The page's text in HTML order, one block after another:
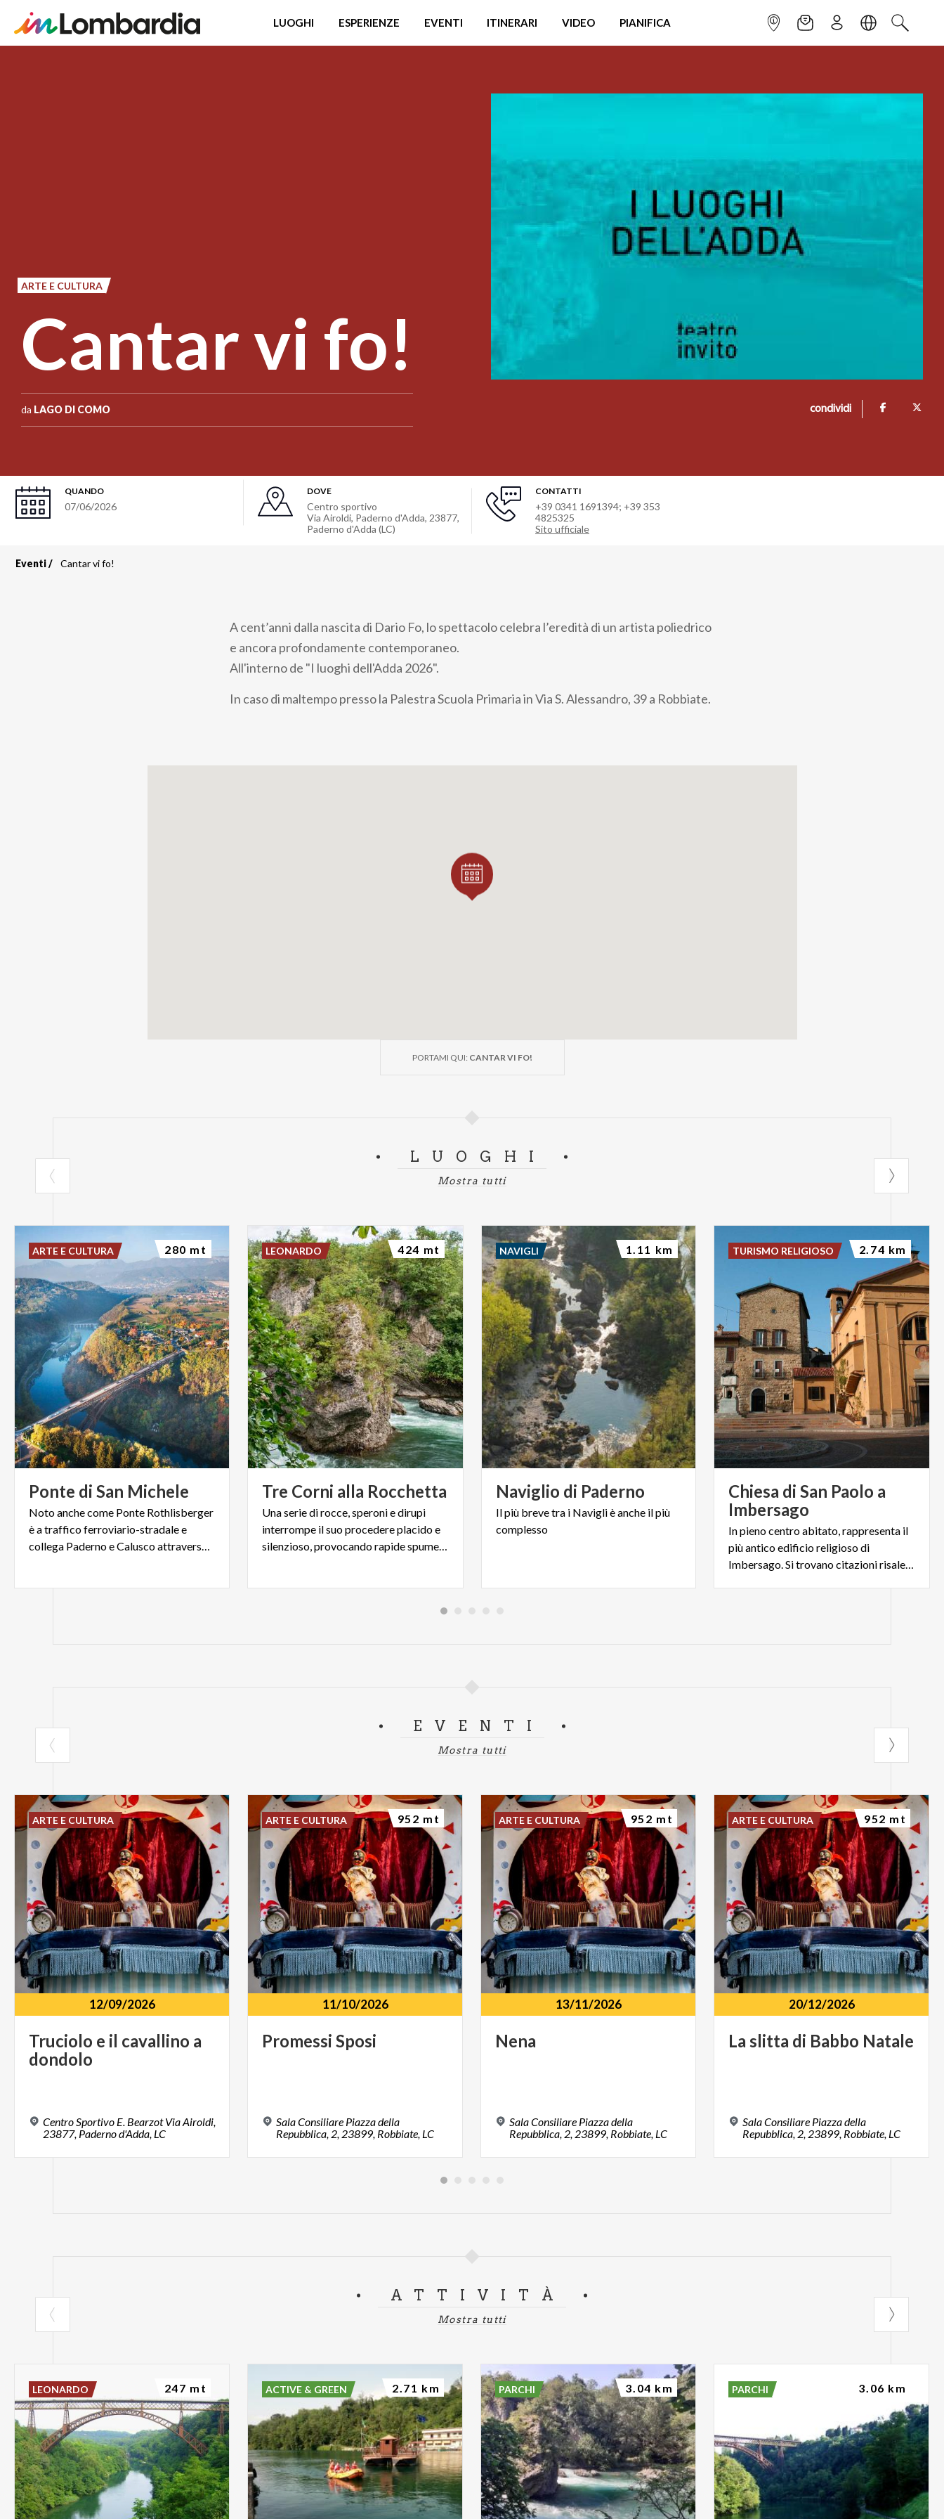
LUOGHI ESPERIENZE EVENTI ITINERARI VIDEO PIANIFICA INFOPOINTNEWSLETTER
ISCRIVITILINGUACERCA
ARTE E CULTURA
Cantar vi fo!
da LAGO DI COMO condividi
QUANDO
07/06/2026
DOVE
Centro sportivo
Via Airoldi, Paderno d'Adda, 23877,
Paderno d'Adda (LC)
CONTATTI
+39 0341 1691394; +39 353
4825325
Sito ufficiale
Eventi Cantar vi fo!
A cent’anni dalla nascita di Dario Fo, lo spettacolo celebra l’eredità di un artista poliedrico
e ancora profondamente contemporaneo.
All'interno de "I luoghi dell'Adda 2026".
In caso di maltempo presso la Palestra Scuola Primaria in Via S. Alessandro, 39 a Robbiate.
PORTAMI QUI: CANTAR VI FO!
LUOGHI
Mostra tutti
Ponte di San Michele
Noto anche come Ponte Rothlisberger
è a traffico ferroviario-stradale e
collega Paderno e Calusco attraversando il Fiume Adda
ARTE E CULTURA 280 mt
Tre Corni alla Rocchetta
Una serie di rocce, speroni e dirupi
interrompe il suo procedere placido e
silenzioso, provocando rapide spumeggianti
LEONARDO 424 mt
Naviglio di Paderno
Ilpiù brevetra i Naviglièanche ilpiù
complesso
NAVIGLI 1.11 km
Chiesa di San Paolo a
Imbersago
In pieno centro abitato, rappresenta il
più antico edificio religioso di
Imbersago. Si trovano citazioni risalenti al XIII secolo
TURISMO RELIGIOSO 2.74 km
EVENTI
Mostra tutti
12/09/2026
Truciolo e il cavallino a
dondolo
Centro Sportivo E. Bearzot Via Airoldi,
23877, Paderno d'Adda, LC
ARTE E CULTURA
11/10/2026
Promessi Sposi
Sala Consiliare Piazza della
Repubblica, 2, 23899, Robbiate, LC
ARTE E CULTURA 952 mt
13/11/2026
Nena
Sala Consiliare Piazza della
Repubblica, 2, 23899, Robbiate, LC
ARTE E CULTURA 952 mt
20/12/2026
La slitta di Babbo Natale
Sala Consiliare Piazza della
Repubblica, 2, 23899, Robbiate, LC
ARTE E CULTURA 952 mt
ATTIVITÀ
Mostra tutti
LEONARDO 247 mt ACTIVE & GREEN 2.71 km PARCHI 3.04 km PARCHI 3.06 km